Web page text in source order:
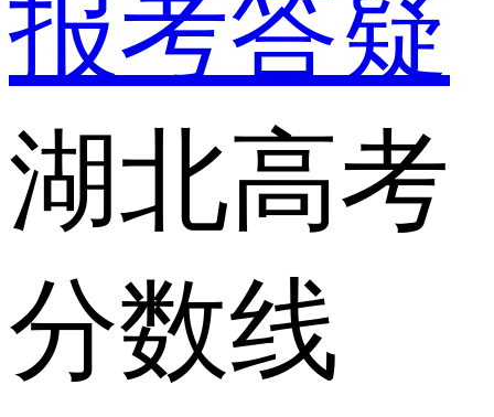
报考答疑
湖北高考
分数线